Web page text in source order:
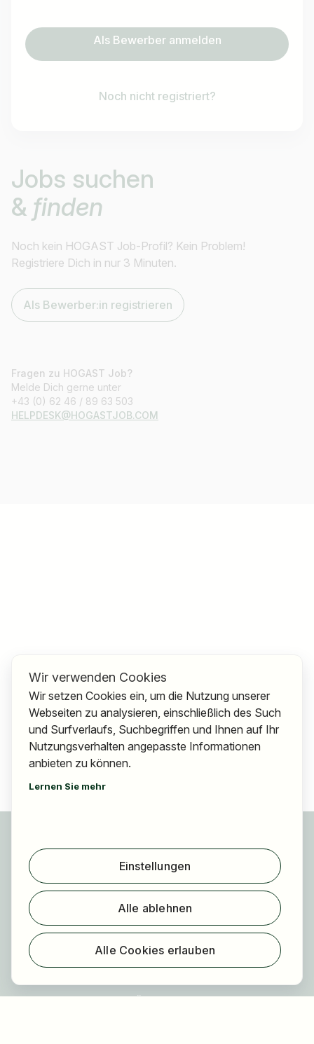
Jobs suchen
& finden
Noch kein HOGAST Job-Profil? Kein Problem!
Registriere Dich in nur 3 Minuten.
Als Bewerber:in registrieren
Fragen zu HOGAST Job?
Melde Dich gerne unter
+43 (0) 62 46 / 89 63 503
HELPDESK@HOGASTJOB.COM
Als Bewerber anmelden
Noch nicht registriert?
Jobs finden
Arbeitgeber finden
Registrierung
Für Arbeitgeber
Über uns
Ich suche nach …
z.B. Österreich
Land / Bundesland
Jobs finden
Wir verwenden Cookies
Wir setzen Cookies ein, um die Nutzung unserer
Webseiten zu analysieren, einschließlich des Such
und Surfverlaufs, Suchbegriffen und Ihnen auf Ihr
Nutzungsverhalten angepasste Informationen
anbieten zu können.
Lernen Sie mehr
Einstellungen
Alle ablehnen
Alle Cookies erlauben